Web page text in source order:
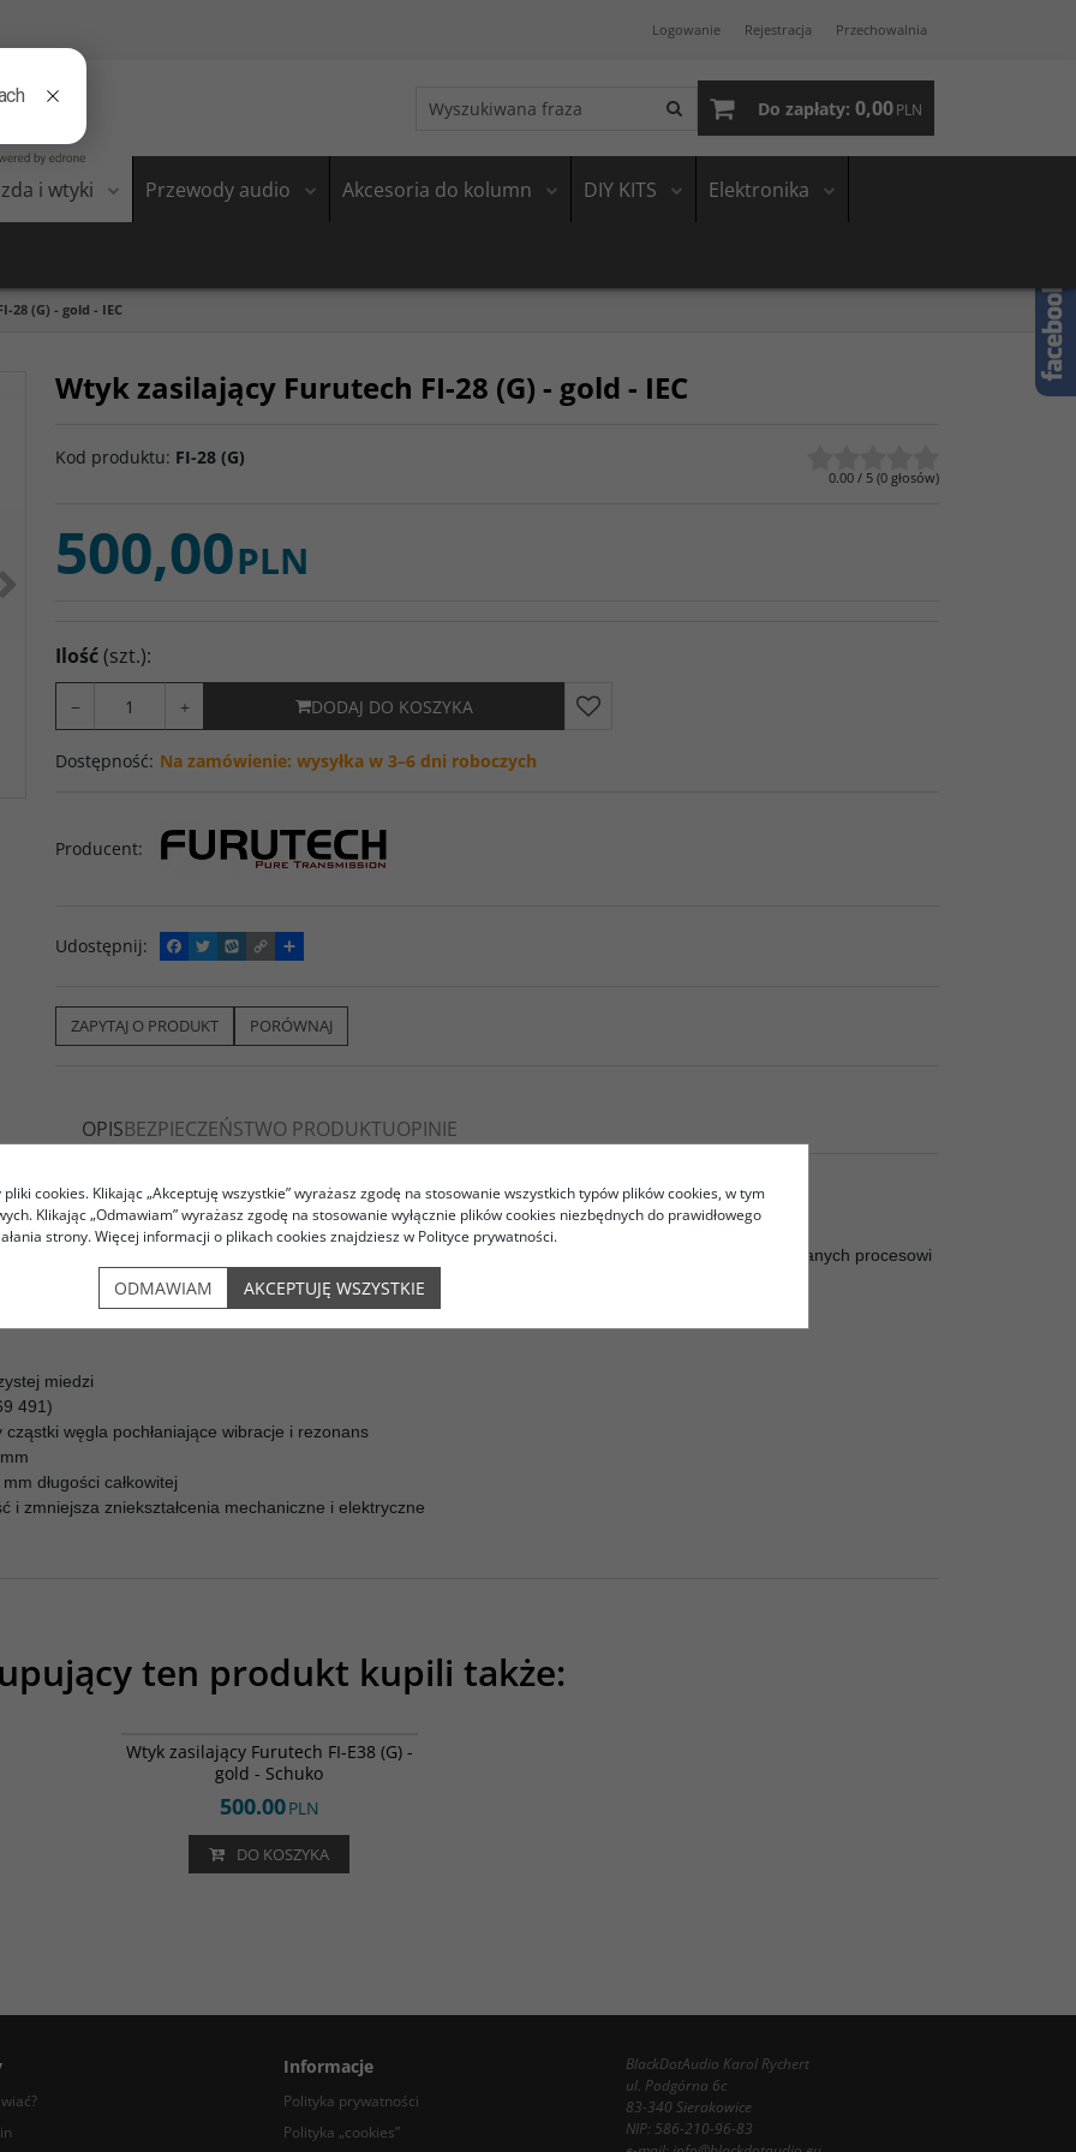
Logowanie Rejestracja Przechowalnia
Do zapłaty: 0,00PLN
i wtyki Przewody audio Akcesoria do kolumn DIY KITS Elektronika
28 (G) - gold - IEC
Wtyk zasilający Furutech FI-28 (G) - gold - IEC
Kod produktu: FI-28 (G)
0.00 / 5 (0 głosów)
500,00PLN
Ilość(szt.):
− + DODAJ DO KOSZYKA
Dostępność: Na zamówienie: wysyłka w 3–6 dni roboczych
Producent:
Udostępnij:
F
a
e
b
o
T
w
t
t
e
W
y
o
C
o
y
L
i
P
o
z
i
e
ę
ZAPYTAJ O PRODUKT PORÓWNAJ
OPISBEZPIECZEŃSTWO PRODUKTUOPINIE
części wykonano z niemagnetycznych materiałów (brąz, oraz miedź OCC) powlekanych złotem, poddanych procesowi
część wtyczki wykonana jest z Nylonu, tylna z Polikarbonatu.
miedzi
491)
węgla pochłaniające wibracje i rezonans
długości całkowitej
i zmniejsza zniekształcenia mechaniczne i elektryczne
ten produkt kupili także:
Wtyk zasilający Furutech FI-E38 (G) -
gold - Schuko
500.00PLN
DO KOSZYKA
Informacje
Polityka prywatności
Polityka „cookies”
BlackDotAudio Karol Rychert
ul. Podgórna 6c
83-340 Sierakowice
NIP: 586-210-96-83
cookies. Klikając „Akceptuję wszystkie” wyrażasz zgodę na stosowanie wszystkich typów plików cookies, w tym
Klikając „Odmawiam” wyrażasz zgodę na stosowanie wyłącznie plików cookies niezbędnych do prawidłowego
strony. Więcej informacji o plikach cookies znajdziesz w Polityce prywatności.
ODMAWIAM AKCEPTUJĘ WSZYSTKIE